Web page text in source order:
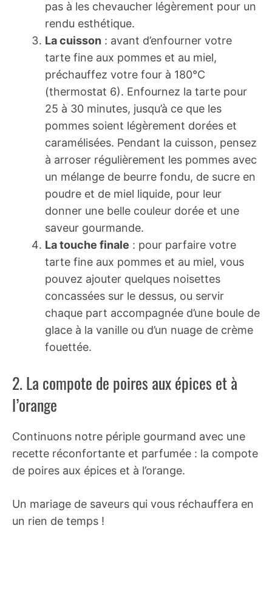
pas à les chevaucher légèrement pour un
rendu esthétique.
La cuisson : avant d’enfourner votre
tarte fine aux pommes et au miel,
préchauffez votre four à 180°C
(thermostat 6). Enfournez la tarte pour
25 à 30 minutes, jusqu’à ce que les
pommes soient légèrement dorées et
caramélisées. Pendant la cuisson, pensez
à arroser régulièrement les pommes avec
un mélange de beurre fondu, de sucre en
poudre et de miel liquide, pour leur
donner une belle couleur dorée et une
saveur gourmande.
La touche finale : pour parfaire votre
tarte fine aux pommes et au miel, vous
pouvez ajouter quelques noisettes
concassées sur le dessus, ou servir
chaque part accompagnée d’une boule de
glace à la vanille ou d’un nuage de crème
fouettée.
2. La compote de poires aux épices et à
l’orange
Continuons notre périple gourmand avec une
recette réconfortante et parfumée : la compote
de poires aux épices et à l’orange.
Un mariage de saveurs qui vous réchauffera en
un rien de temps !